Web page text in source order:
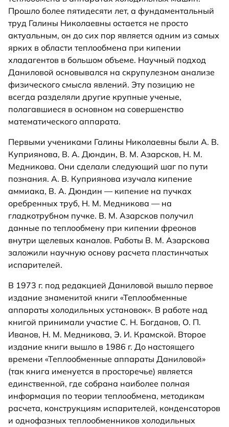
Прошло более пятидесяти лет, а фундаментальный
труд Галины Николаевны остается не просто
актуальным, он до сих пор является одним из самых
ярких в области теплообмена при кипении
хладагентов в большом объеме. Научный подход
Даниловой основывался на скрупулезном анализе
физического смысла явлений. Эту позицию не
всегда разделяли другие крупные ученые,
полагавшиеся в основном на совершенство
математического аппарата.
Первыми учениками Галины Николаевны были A. В.
Куприянова, В. А. Дюндин, В. М. Азарсков, Н. М.
Медникова. Они сделали следующий шаг по пути
познания. А. В. Куприянова изучала кипение
аммиака, B. А. Дюндин — кипение на пучках
оребренных труб, Н. М. Медникова — на
гладкотрубном пучке. В. М. Азарсков получил
данные по теплообмену при кипении фреонов
внутри щелевых каналов. Работы В. М. Азарскова
заложили научную основу расчета пластинчатых
испарителей.
В 1973 г. под редакцией Даниловой вышло первое
издание знаменитой книги «Теплообменные
аппараты холодильных установок». В работе над
книгой принимали участие С. Н. Богданов, О. П.
Иванов, Н. М. Медникова, Э. И. Крамской. Второе
издание книги вышло в 1986 г. До настоящего
времени «Теплообменные аппараты Даниловой»
(так книга именуется в просторечье) является
единственной, где собрана наиболее полная
информация по теории теплообмена, методикам
расчета, конструкциям испарителей, конденсаторов
и однофазных теплообменников холодильных